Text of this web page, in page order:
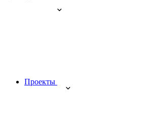
Проекты